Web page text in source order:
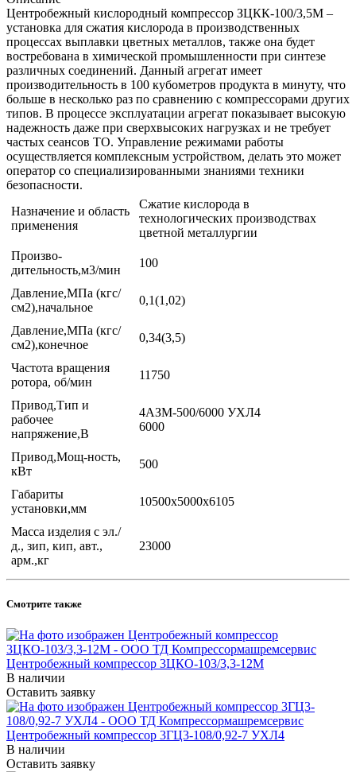
Центробежный кислородный компрессор ЗЦКК-100/3,5М –
установка для сжатия кислорода в производственных
процессах выплавки цветных металлов, также она будет
востребована в химической промышленности при синтезе
различных соединений. Данный агрегат имеет
производительность в 100 кубометров продукта в минуту, что
больше в несколько раз по сравнению с компрессорами других
типов. В процессе эксплуатации агрегат показывает высокую
надежность даже при сверхвысоких нагрузках и не требует
частых сеансов ТО. Управление режимами работы
осуществляется комплексным устройством, делать это может
оператор со специализированными знаниями техники
безопасности.
Назначение и область
применения
Сжатие кислорода в
технологических производствах
цветной металлургии
Произво-
дительность,м3/мин
100
Давление,МПа (кгс/
см2),начальное
0,1(1,02)
Давление,МПа (кгс/
см2),конечное
0,34(3,5)
Частота вращения
ротора, об/мин
11750
Привод,Тип и
рабочее
напряжение,В
4АЗМ-500/6000 УХЛ4
6000
Привод,Мощ-ность,
кВт
500
Габариты
установки,мм
10500х5000х6105
Масса изделия с эл./
д., зип, кип, авт.,
арм.,кг
23000
Смотрите также
Центробежный компрессор 3ЦКО-103/3,3-12М
В наличии
Оставить заявку
Центробежный компрессор 3ГЦ3-108/0,92-7 УХЛ4
В наличии
Оставить заявку